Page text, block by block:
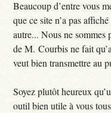
Beaucoup d’entre vous
que ce site n’a pas
autre... Nous ne sommes
de M. Courbis ne fait
veut bien transmettre au
Soyez plutôt heureux
outil bien utile à vous